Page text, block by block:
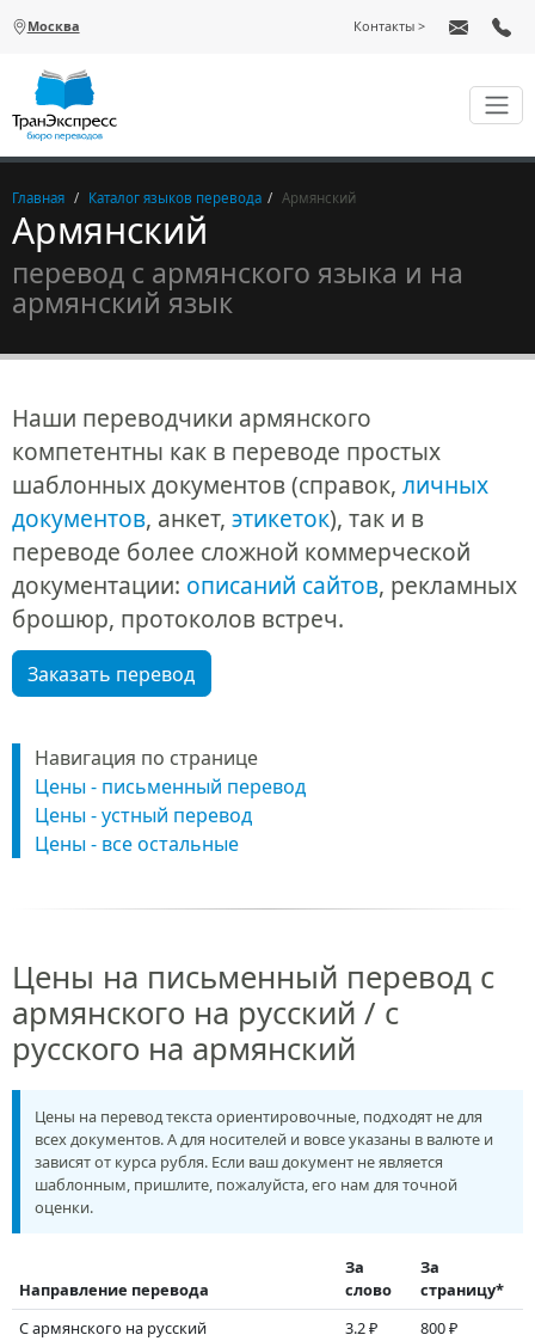
Москва Контакты
Главная Каталог языков перевода Армянский
Армянский
перевод с армянского языка и на
армянский язык
Наши переводчики армянского
компетентны как в переводе простых
шаблонных документов (справок, личных
документов, анкет, этикеток), так и в
переводе более сложной коммерческой
документации: описаний сайтов, рекламных
брошюр, протоколов встреч.
Заказать перевод
Навигация по странице
Цены - письменный перевод
Цены - устный перевод
Цены - все остальные
Цены на письменный перевод с
армянского на русский / с
русского на армянский
Цены на перевод текста ориентировочные, подходят не для
всех документов. А для носителей и вовсе указаны в валюте и
зависят от курса рубля. Если ваш документ не является
шаблонным, пришлите, пожалуйста, его нам для точной
оценки.
Направление перевода
За
слово
За
страницу*
С армянского на русский
3.2 ₽
800 ₽